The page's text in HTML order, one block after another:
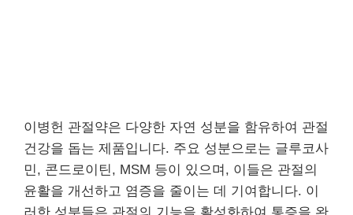
이병헌 관절약은 다양한 자연 성분을 함유하여 관절
건강을 돕는 제품입니다. 주요 성분으로는 글루코사
민, 콘드로이틴, MSM 등이 있으며, 이들은 관절의
윤활을 개선하고 염증을 줄이는 데 기여합니다. 이